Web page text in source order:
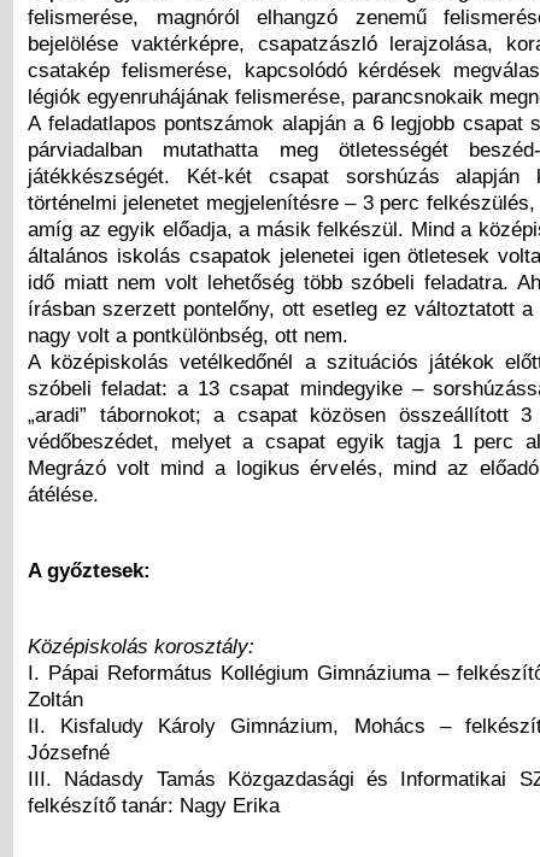
felismerése, magnóról elhangzó zenemű
bejelölése vaktérképre, csapatzászló lerajzolása,
csatakép felismerése, kapcsolódó kérdések
légiók egyenruhájának felismerése, parancsnokaik
A feladatlapos pontszámok alapján a 6 legjobb csapat
párviadalban mutathatta meg ötletességét
játékkészségét. Két-két csapat sorshúzás alapján
történelmi jelenetet megjelenítésre – 3 perc
amíg az egyik előadja, a másik felkészül. Mind a
általános iskolás csapatok jelenetei igen ötletesek
idő miatt nem volt lehetőség több szóbeli feladatra.
írásban szerzett pontelőny, ott esetleg ez változtatott a
nagy volt a pontkülönbség, ott nem.
A középiskolás vetélkedőnél a szituációs játékok
szóbeli feladat: a 13 csapat mindegyike –
„aradi” tábornokot; a csapat közösen összeállított
védőbeszédet, melyet a csapat egyik tagja 1 perc
Megrázó volt mind a logikus érvelés, mind az
átélése.
A győztesek:
Középiskolás korosztály:
I. Pápai Református Kollégium Gimnáziuma –
Zoltán
II. Kisfaludy Károly Gimnázium, Mohács –
Józsefné
III. Nádasdy Tamás Közgazdasági és Informatikai
felkészítő tanár: Nagy Erika